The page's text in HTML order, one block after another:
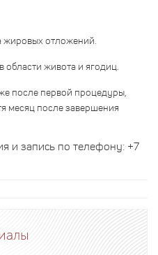
жировых отложений.
живота и ягодиц.
после первой процедуры,
месяц после завершения
и запись по телефону: +7